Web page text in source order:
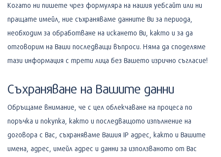
Когато ни пишете чрез формуляра на нашия уебсайт или ни
пращате имейл, ние съхраняваме данните Ви за периода,
необходим за обработване на искането Ви, както и за да
отговорим на Ваши последващи въпроси. Няма да споделяме
тази информация с трети лица без Вашето изрично съгласие!
Съхраняване на Вашите данни
Обръщаме внимание, че с цел облекчаване на процеса по
поръчка и покупка, както и последващото изпълнение на
договора с Вас, съхраняваме Вашия IP адрес, както и Вашите
имена, адрес, имейл адрес и данни за използваното от Вас